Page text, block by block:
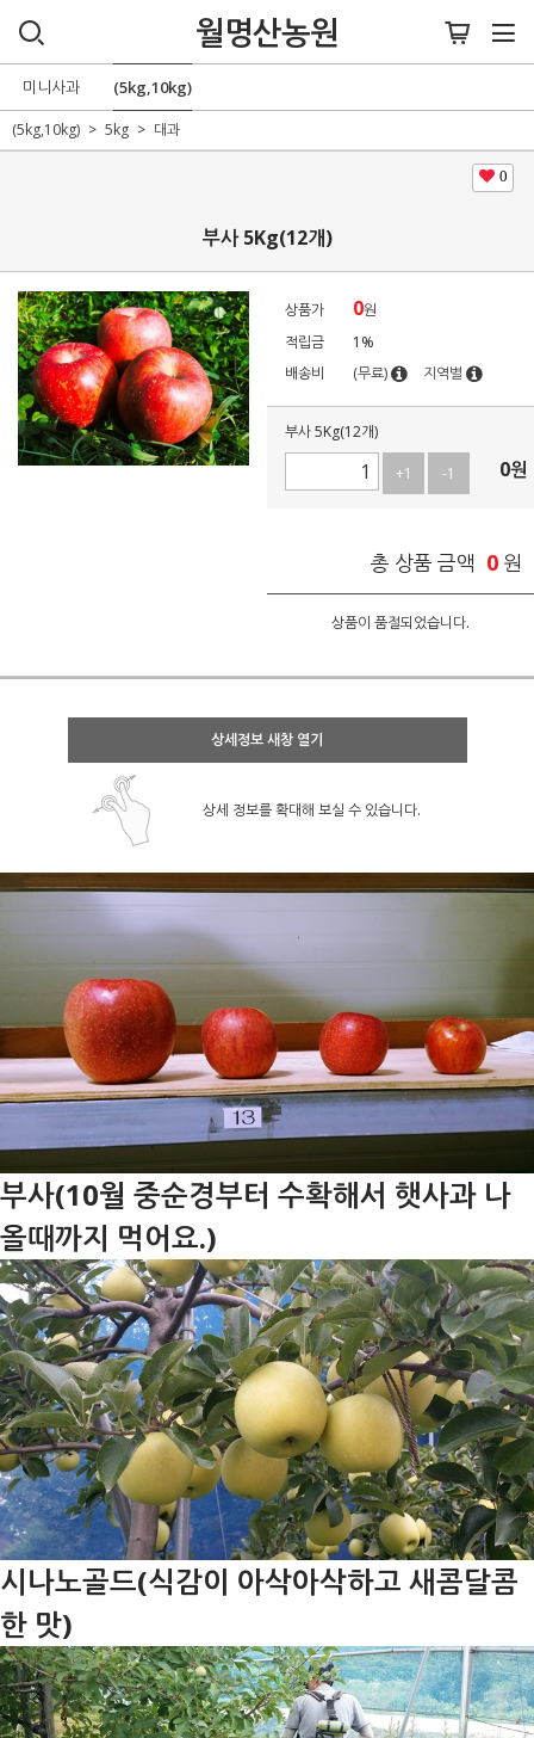
월명산농원
미니사과 (5kg,10kg)
(5kg,10kg) 5kg 대과
0
부사 5Kg(12개)
상품가 0원
적립금
1%
배송비
(무료) 지역별
부사 5Kg(12개)
+1 -1 0원
총 상품 금액 0 원
상품이 품절되었습니다.
상세정보 새창 열기
상세 정보를 확대해 보실 수 있습니다.
부사(10월 중순경부터 수확해서 햇사과 나
올때까지 먹어요.)
시나노골드(식감이 아삭아삭하고 새콤달콤
한 맛)